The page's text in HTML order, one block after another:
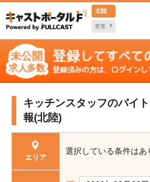
北陸
変更
キッチンスタッフのバイ
報(北陸)
エリア
選択している条件はあ